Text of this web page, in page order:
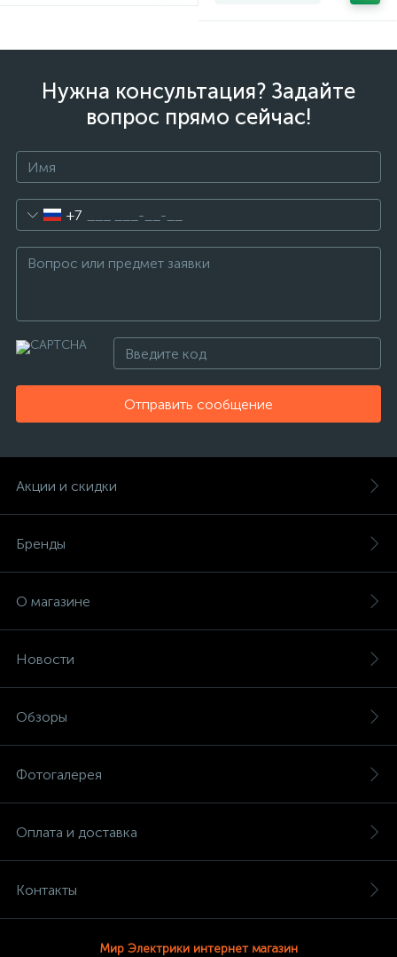
Нужна консультация? Задайте
вопрос прямо сейчас!
+7
Отправить сообщение
Акции и скидки
Бренды
О магазине
Новости
Обзоры
Фотогалерея
Оплата и доставка
Контакты
Мир Электрики интернет магазин